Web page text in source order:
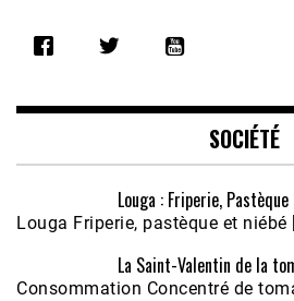
RSS FEED
EMBED
SOCIÉTÉ
Louga : Friperie,
Louga Friperie, pastèque et niébé
La Saint-Valentin de la
Consommation Concentré de